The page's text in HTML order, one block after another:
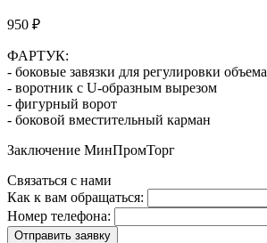
950 ₽
ФАРТУК:
- боковые завязки для регулировки объема
- воротник с U-образным вырезом
- фигурный ворот
- боковой вместительный карман
Заключение МинПромТорг
Связаться с нами
Как к вам обращаться:
Номер телефона:
Отправить заявку